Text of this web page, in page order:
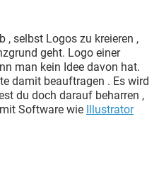
, selbst Logos zu kreieren ,
geht. Logo einer
man kein Idee davon hat.
damit beauftragen . Es wird
du doch darauf beharren ,
Software wie Illustrator